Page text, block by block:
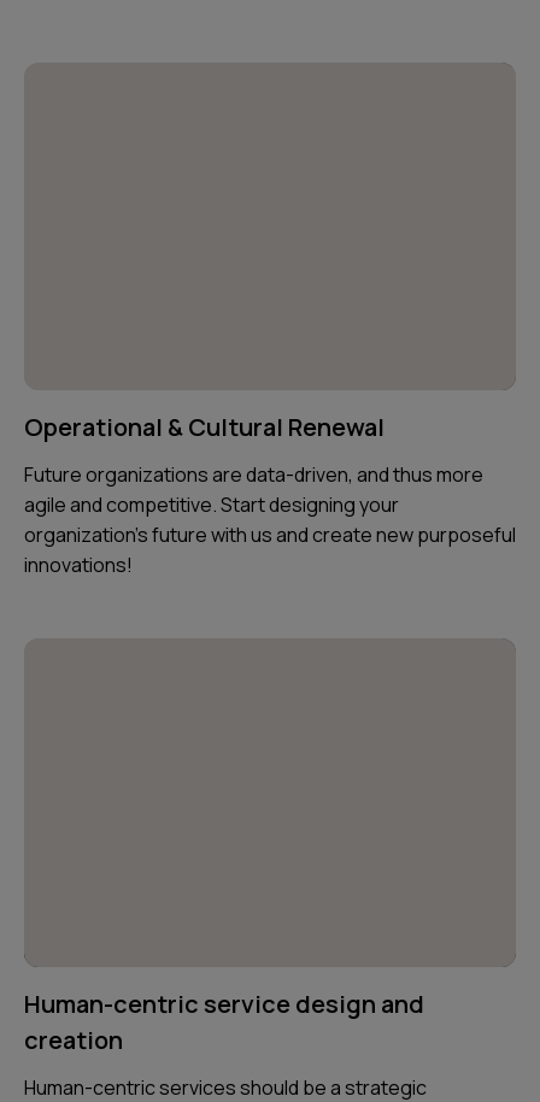
Operational & Cultural Renewal
Future organizations are data-driven, and thus more
agile and competitive. Start designing your
organization's future with us and create new purposeful
innovations!
Human-centric service design and
creation
Human-centric services should be a strategic